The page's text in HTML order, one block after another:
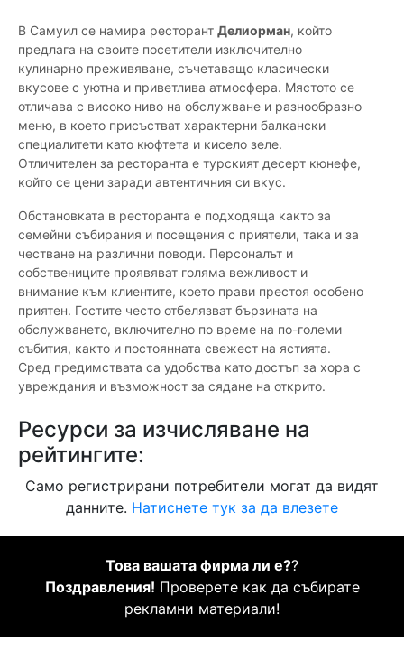
В Самуил се намира ресторант Делиорман, който
предлага на своите посетители изключително
кулинарно преживяване, съчетаващо класически
вкусове с уютна и приветлива атмосфера. Мястото се
отличава с високо ниво на обслужване и разнообразно
меню, в което присъстват характерни балкански
специалитети като кюфтета и кисело зеле.
Отличителен за ресторанта е турският десерт кюнефе,
който се цени заради автентичния си вкус.
Обстановката в ресторанта е подходяща както за
семейни събирания и посещения с приятели, така и за
честване на различни поводи. Персоналът и
собствениците проявяват голяма вежливост и
внимание към клиентите, което прави престоя особено
приятен. Гостите често отбелязват бързината на
обслужването, включително по време на по-големи
събития, както и постоянната свежест на ястията.
Сред предимствата са удобства като достъп за хора с
увреждания и възможност за сядане на открито.
Ресурси за изчисляване на
рейтингите:
Само регистрирани потребители могат да видят
данните. Натиснете тук за да влезете
Това вашата фирма ли е??
Поздравления! Проверете как да събирате
рекламни материали!